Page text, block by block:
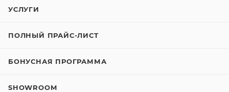
УСЛУГИ
ПОЛНЫЙ ПРАЙС-ЛИСТ
БОНУСНАЯ ПРОГРАММА
SHOWROOM